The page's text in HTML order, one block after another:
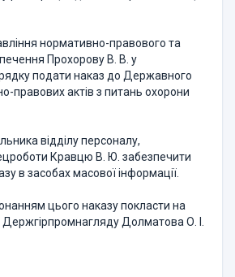
нормативно-правового та
Прохорову В. В. у
подати наказ до Державного
правових актів з питань охорони
відділу персоналу,
Кравцю В. Ю. забезпечити
в засобах масової інформації.
цього наказу покласти на
Долматова О. І.